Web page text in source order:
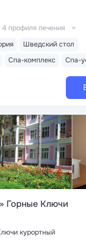
Шведский стол
Спа-комплекс Спа-
4 профиля лечения
Горные Ключи
курортный